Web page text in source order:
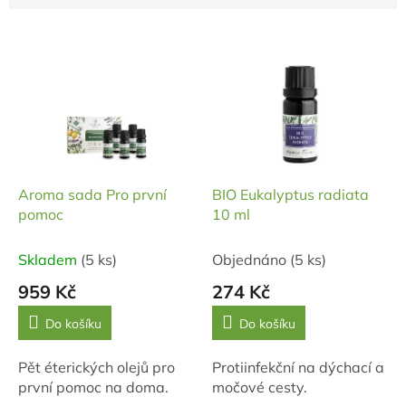
dAroma sada Pro první
pomoc
Skladem (5 ks)
959 Kč
Do košíku
Pět éterických olejů pro
první pomoc na doma.
BIO Eukalyptus radiata
10 ml
Objednáno (5 ks)
274 Kč
Do košíku
Protiinfekční na dýchací a
močové cesty.